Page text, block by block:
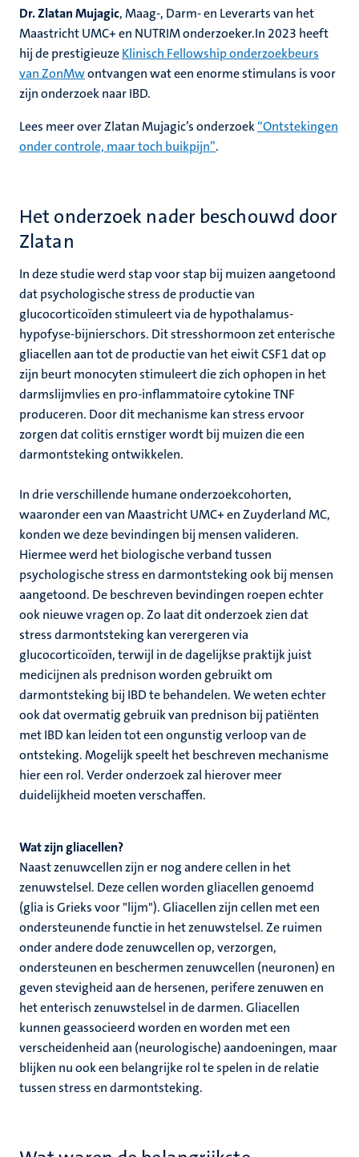
Dr. Zlatan Mujagic, Maag-, Darm- en Leverarts van het
Maastricht UMC+ en NUTRIM onderzoeker.In 2023 heeft
hij de prestigieuzeKlinisch Fellowship onderzoekbeurs
van ZonMwontvangen wat een enorme stimulans is voor
zijn onderzoek naar IBD.
Lees meer over Zlatan Mujagic’s onderzoek“Ontstekingen
onder controle, maar toch buikpijn”.
Het onderzoek nader beschouwd door
Zlatan
In deze studie werd stap voor stap bij muizen aangetoond
dat psychologische stress de productie van
glucocorticoïden stimuleert via de hypothalamus-
hypofyse-bijnierschors. Dit stresshormoon zet enterische
gliacellen aan tot de productie van het eiwit CSF1 dat op
zijn beurt monocyten stimuleert die zich ophopen in het
darmslijmvlies en pro-inflammatoire cytokine TNF
produceren. Door dit mechanisme kan stress ervoor
zorgen dat colitis ernstiger wordt bij muizen die een
darmontsteking ontwikkelen.
In drie verschillende humane onderzoekcohorten,
waaronder een van Maastricht UMC+ en Zuyderland MC,
konden we deze bevindingen bij mensen valideren.
Hiermee werd het biologische verband tussen
psychologische stress en darmontsteking ook bij mensen
aangetoond. De beschreven bevindingen roepen echter
ook nieuwe vragen op. Zo laat dit onderzoek zien dat
stress darmontsteking kan verergeren via
glucocorticoïden, terwijl in de dagelijkse praktijk juist
medicijnen als prednison worden gebruikt om
darmontsteking bij IBD te behandelen. We weten echter
ook dat overmatig gebruik van prednison bij patiënten
met IBD kan leiden tot een ongunstig verloop van de
ontsteking. Mogelijk speelt het beschreven mechanisme
hier een rol. Verder onderzoek zal hierover meer
duidelijkheid moeten verschaffen.
Wat zijn gliacellen?
Naast zenuwcellen zijn er nog andere cellen in het
zenuwstelsel. Deze cellen worden gliacellen genoemd
(glia is Grieks voor "lijm"). Gliacellen zijn cellen met een
ondersteunende functie in het zenuwstelsel. Ze ruimen
onder andere dode zenuwcellen op, verzorgen,
ondersteunen en beschermen zenuwcellen (neuronen) en
geven stevigheid aan de hersenen, perifere zenuwen en
het enterisch zenuwstelsel in de darmen. Gliacellen
kunnen geassocieerd worden en worden met een
verscheidenheid aan (neurologische) aandoeningen, maar
blijken nu ook een belangrijke rol te spelen in de relatie
tussen stress en darmontsteking.